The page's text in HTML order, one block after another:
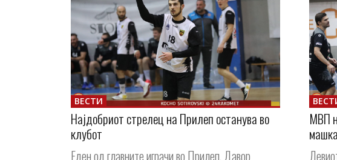
ВЕСТИ
Најдобриот стрелец на Прилеп останува во
клубот
Еден од главните играчи во Прилеп, Давор
МВП